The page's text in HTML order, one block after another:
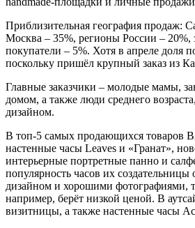
Приблизительная география продаж:
Москва – 35%, регионы России – 20%,
покупатели – 5%. Хотя в апреле доля
поскольку пришёл крупный заказ из
Главные заказчики – молодые мамы,
домом, а также люди среднего
дизайном.
В топ-5 самых продающихся товаров
настенные часы Leaves и «Гранат»,
интерьерные портретные панно и
популярность часов их
дизайном и хорошими фотографиями,
например, берёт низкой ценой. В
визитницы, а также настенные часы